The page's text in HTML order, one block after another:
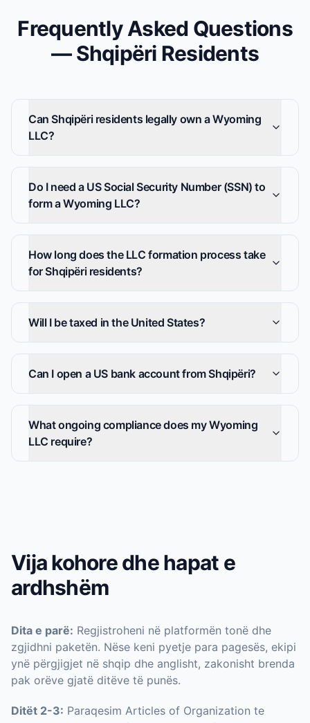
Frequently Asked Questions
— Shqipëri Residents
Can Shqipëri residents legally own a Wyoming
LLC?
Do I need a US Social Security Number (SSN) to
form a Wyoming LLC?
How long does the LLC formation process take
for Shqipëri residents?
Will I be taxed in the United States?
Can I open a US bank account from Shqipëri?
What ongoing compliance does my Wyoming
LLC require?
Vija kohore dhe hapat e
ardhshëm
Dita e parë: Regjistroheni në platformën tonë dhe
zgjidhni paketën. Nëse keni pyetje para pagesës, ekipi
ynë përgjigjet në shqip dhe anglisht, zakonisht brenda
pak orëve gjatë ditëve të punës.
Ditët 2-3: Paraqesim Articles of Organization te